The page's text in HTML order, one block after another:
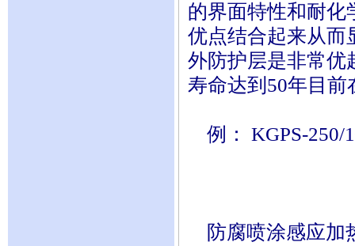
的界面特性和耐化
优点结合起来从而
外防护层是非常优
寿命达到50年目
例： KGPS-250/
防腐喷涂感应加